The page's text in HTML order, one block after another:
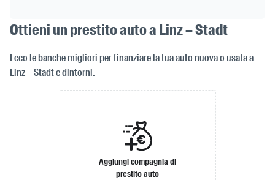
Ottieni un prestito auto a Linz – Stadt
Ecco le banche migliori per finanziare la tua auto nuova o usata a
Linz – Stadt e dintorni.
Aggiungi compagnia di
prestito auto